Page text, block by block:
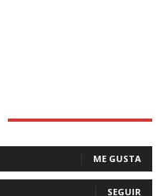
ME GUSTA
SEGUIR